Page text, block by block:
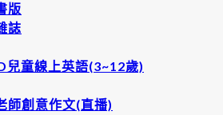
版
誌
兒童線上英語(3~12歲)
師創意作文(直播)